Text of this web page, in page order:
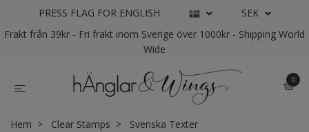
PRESS FLAG FOR ENGLISH
SEK
Frakt från 39kr - Fri frakt inom Sverige över 1000kr - Shipping World
Wide
0
Hem Clear Stamps
Svenska Texter